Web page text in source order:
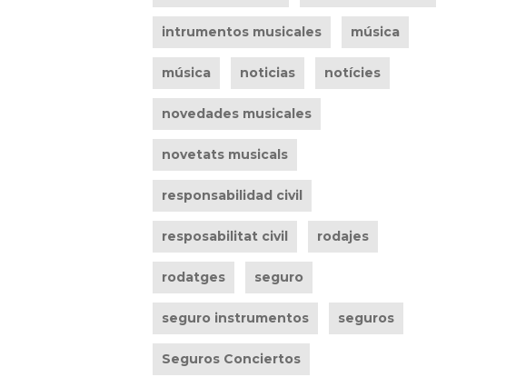
intrumentos musicales música
música noticias notícies
novedades musicales
novetats musicals
responsabilidad civil
resposabilitat civil rodajes
rodatges seguro
seguro instrumentos seguros
Seguros Conciertos